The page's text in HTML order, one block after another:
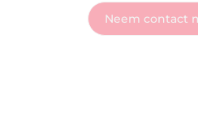
Neem contact